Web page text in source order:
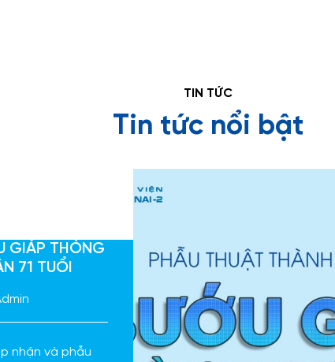
TIN TỨC
Tin tức nổi bật
GIÁP THÒNG
71 TUỔI
nhận và phẫu